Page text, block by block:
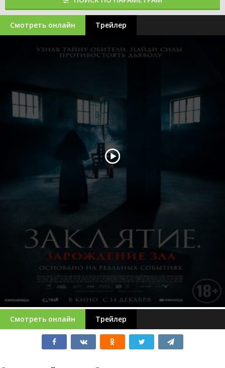
Смотреть онлайн Трейлер
Смотреть онлайн Трейлер